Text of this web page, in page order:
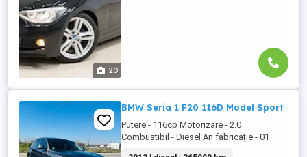
20
BMW Seria 1 F20 116D Model Sport
Putere - 116cp Motorizare - 2.0
Combustibil - Diesel An fabricație - 01